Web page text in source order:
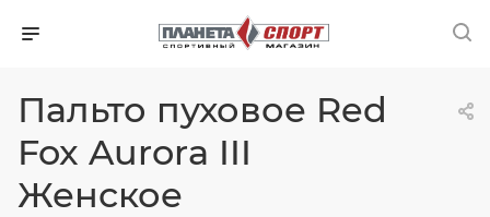
Пальто пуховое Red
Fox Aurora III
Женское